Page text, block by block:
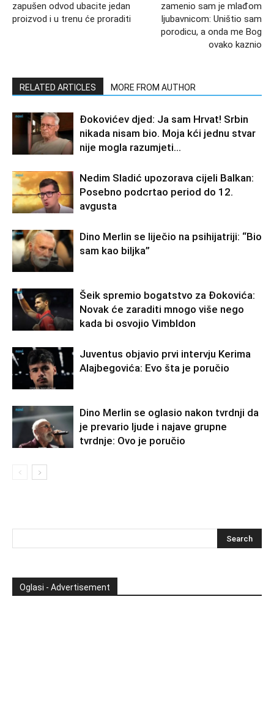
zapušen odvod ubacite jedan
proizvod i u trenu će proraditi
zamenio sam je mlađom
ljubavnicom: Uništio sam
porodicu, a onda me Bog
ovako kaznio
RELATED ARTICLES MORE FROM AUTHOR
Đokovićev djed: Ja sam Hrvat! Srbin
nikada nisam bio. Moja kći jednu stvar
nije mogla razumjeti…
Nedim Sladić upozorava cijeli Balkan:
Posebno podcrtao period do 12.
avgusta
Dino Merlin se liječio na psihijatriji: “Bio
sam kao biljka”
Šeik spremio bogatstvo za Đokovića:
Novak će zaraditi mnogo više nego
kada bi osvojio Vimbldon
Juventus objavio prvi intervju Kerima
Alajbegovića: Evo šta je poručio
Dino Merlin se oglasio nakon tvrdnji da
je prevario ljude i najave grupne
tvrdnje: Ovo je poručio
Oglasi - Advertisement